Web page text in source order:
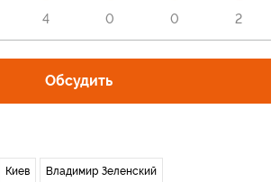
4 0 0 2
Обсудить
Киев Владимир Зеленский